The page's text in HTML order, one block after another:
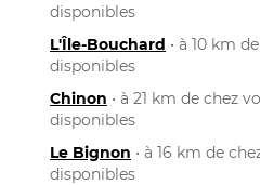
disponibles
L'Île-Bouchard • à 10 km
disponibles
Chinon • à 21 km de chez
disponibles
Le Bignon • à 16 km de
disponibles